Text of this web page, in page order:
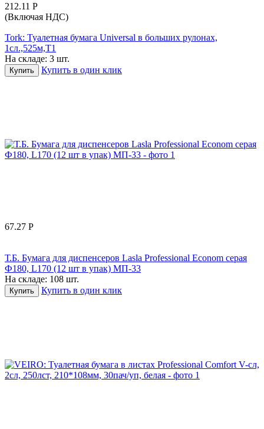
212.11 Р
(Включая НДС)
Tork: Туалетная бумага Universal в больших рулонах,
1сл.,525м,Т1
На складе: 3 шт.
Купить Купить в один клик
67.27 Р
Т.Б. Бумага для диспенсеров Lasla Professional Econom серая
Ф180, L170 (12 шт в упак) МП-33
На складе: 108 шт.
Купить Купить в один клик